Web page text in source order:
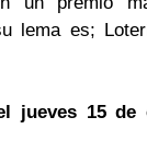
lema es;
jueves 15 de